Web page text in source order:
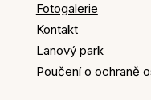
Fotogalerie
Kontakt
Lanový park
Poučení o ochraně